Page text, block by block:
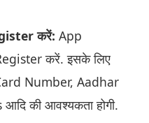
करें: App
करें. इसके लिए
Number, Aadhar
की आवश्यकता होगी.